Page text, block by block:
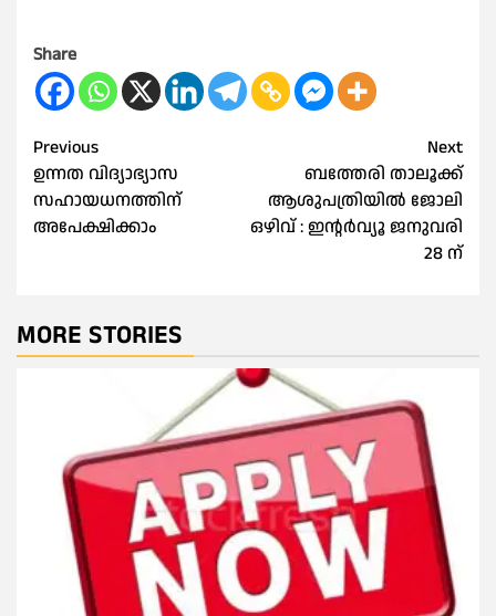
Share
Post
navigation
Previous
ഉന്നത വിദ്യാഭ്യാസ
സഹായധനത്തിന്
അപേക്ഷിക്കാം
Next
ബത്തേരി താലൂക്ക്
ആശുപത്രിയിൽ ജോലി
ഒഴിവ് : ഇൻ്റർവ്യൂ ജനുവരി
28 ന്
MORE STORIES